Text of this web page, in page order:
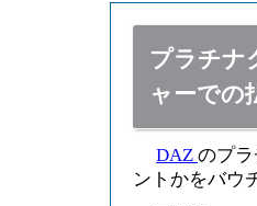
プラチナ
ャーでの
DAZ のプ
ントかをバウ